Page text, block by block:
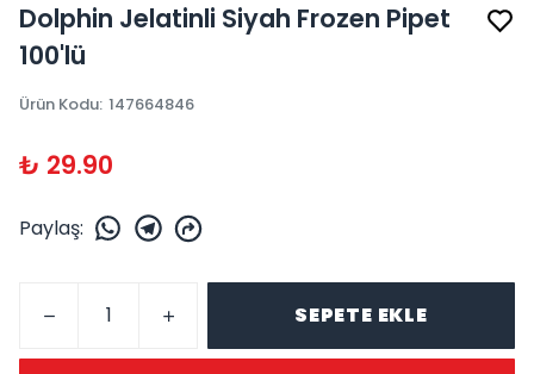
Dolphin Jelatinli Siyah Frozen Pipet
100'lü
Ürün Kodu: 147664846
₺ 29.90
Paylaş:
SEPETE EKLE